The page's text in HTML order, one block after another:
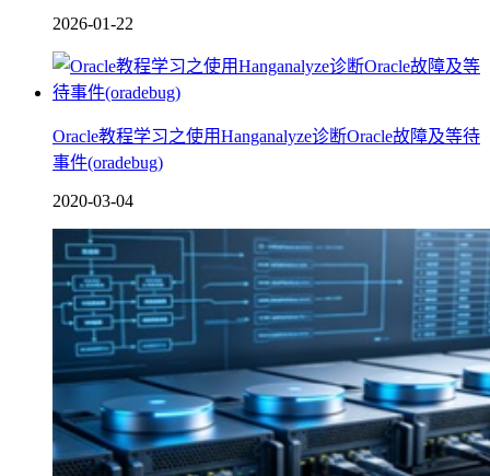
2026-01-22
Oracle教程学习之使用Hanganalyze诊断Oracle故障及等待
事件(oradebug)
2020-03-04